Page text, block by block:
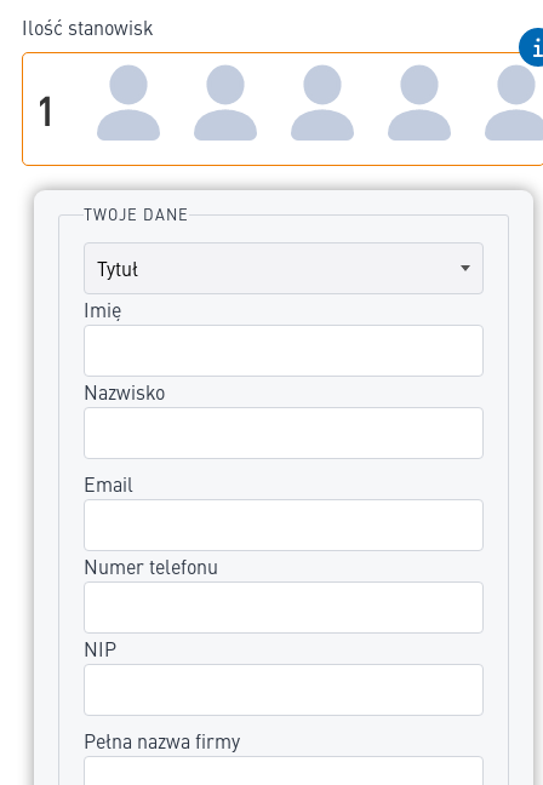
Ilość stanowisk
1
TWOJE DANE
Imię
Nazwisko
Email
Numer telefonu
NIP
Pełna nazwa firmy